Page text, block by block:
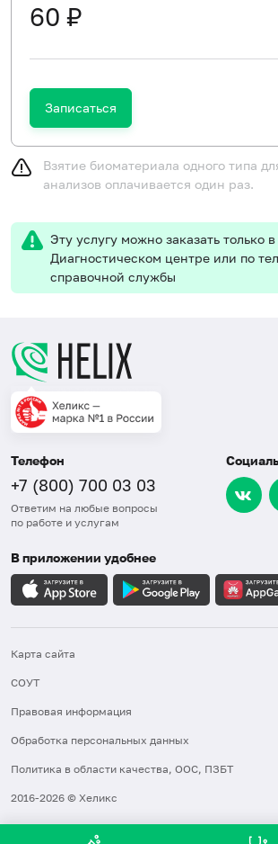
60 ₽
Записаться
Взятие биоматериала одного типа
анализов оплачивается один раз.
Эту услугу можно заказать только в
Диагностическом центре или по
справочной службы
Телефон
+7 (800) 700 03 03
Ответим на любые вопросы
по работе и услугам
В приложении удобнее
Карта сайта
СОУТ
Правовая информация
Обработка персональных данных
Политика в области качества, ООС, ПЗБТ
2016-2026 © Хеликс